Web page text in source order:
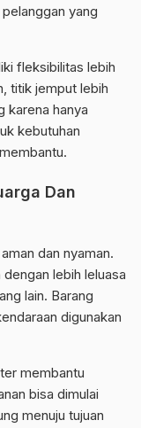
yang
fleksibilitas lebih
titik jemput lebih
karena hanya
kebutuhan
Dan
dan nyaman.
lebih leluasa
lain. Barang
digunakan
membantu
bisa dimulai
menuju tujuan